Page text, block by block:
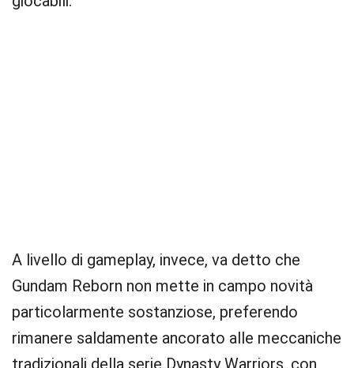
A livello di gameplay, invece, va detto che
Gundam Reborn non mette in campo novità
particolarmente sostanziose, preferendo
rimanere saldamente ancorato alle meccaniche